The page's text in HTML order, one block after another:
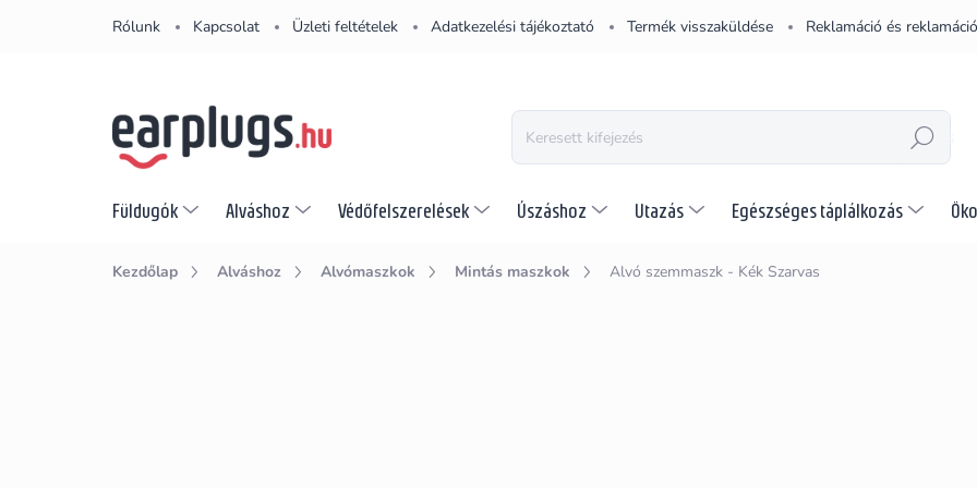
Rólunk Kapcsolat Üzleti feltételek Adatkezelési tájékoztató Termék visszaküldése Reklamáció és
KERESÉS
Füldugók Alváshoz Védőfelszerelések Úszáshoz Utazás Egészséges táplálkozás
Kezdőlap Alváshoz Alvómaszkok Mintás maszkok Alvó szemmaszk - Kék Szarvas